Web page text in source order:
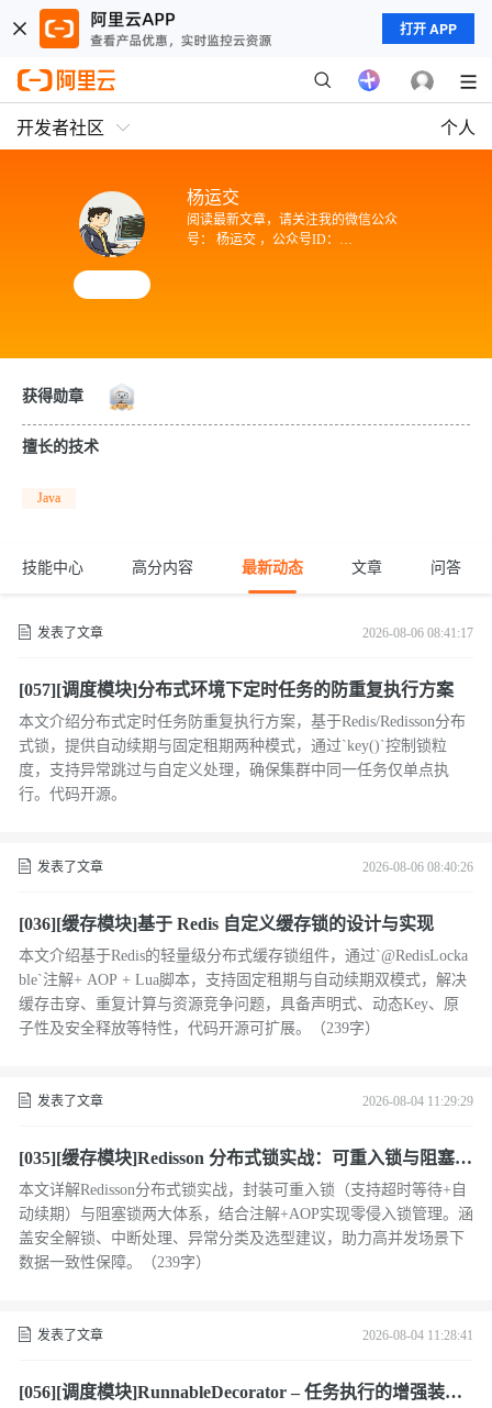
打开 APP
开发者社区 个人
杨运交
阅读最新文章，请关注我的微信公众
号： 杨运交 ，公众号ID：
获得勋章
擅长的技术
Java
技能中心 高分内容 最新动态 文章 问答
发表了文章 2026-08-06 08:41:17
[057][调度模块]分布式环境下定时任务的防重复执行方案
本文介绍分布式定时任务防重复执行方案，基于Redis/Redisson分布
式锁，提供自动续期与固定租期两种模式，通过`key()`控制锁粒
度，支持异常跳过与自定义处理，确保集群中同一任务仅单点执
行。代码开源。
发表了文章 2026-08-06 08:40:26
[036][缓存模块]基于 Redis 自定义缓存锁的设计与实现
本文介绍基于Redis的轻量级分布式缓存锁组件，通过`@RedisLocka
ble`注解+ AOP + Lua脚本，支持固定租期与自动续期双模式，解决
缓存击穿、重复计算与资源竞争问题，具备声明式、动态Key、原
子性及安全释放等特性，代码开源可扩展。（239字）
发表了文章 2026-08-04 11:29:29
[035][缓存模块]Redisson 分布式锁实战：可重入锁与阻塞锁
的设计与实现
本文详解Redisson分布式锁实战，封装可重入锁（支持超时等待+自
动续期）与阻塞锁两大体系，结合注解+AOP实现零侵入锁管理。涵
盖安全解锁、中断处理、异常分类及选型建议，助力高并发场景下
数据一致性保障。（239字）
发表了文章 2026-08-04 11:28:41
[056][调度模块]RunnableDecorator – 任务执行的增强装饰